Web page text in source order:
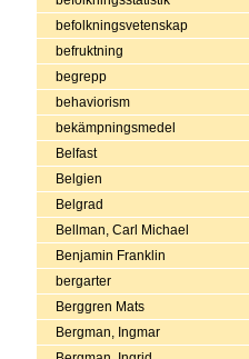
befolkningsvetenskap
befruktning
begrepp
behaviorism
bekämpningsmedel
Belfast
Belgien
Belgrad
Bellman, Carl Michael
Benjamin Franklin
bergarter
Berggren Mats
Bergman, Ingmar